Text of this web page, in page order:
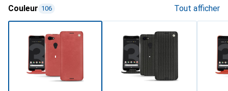
Couleur 106 Tout afficher